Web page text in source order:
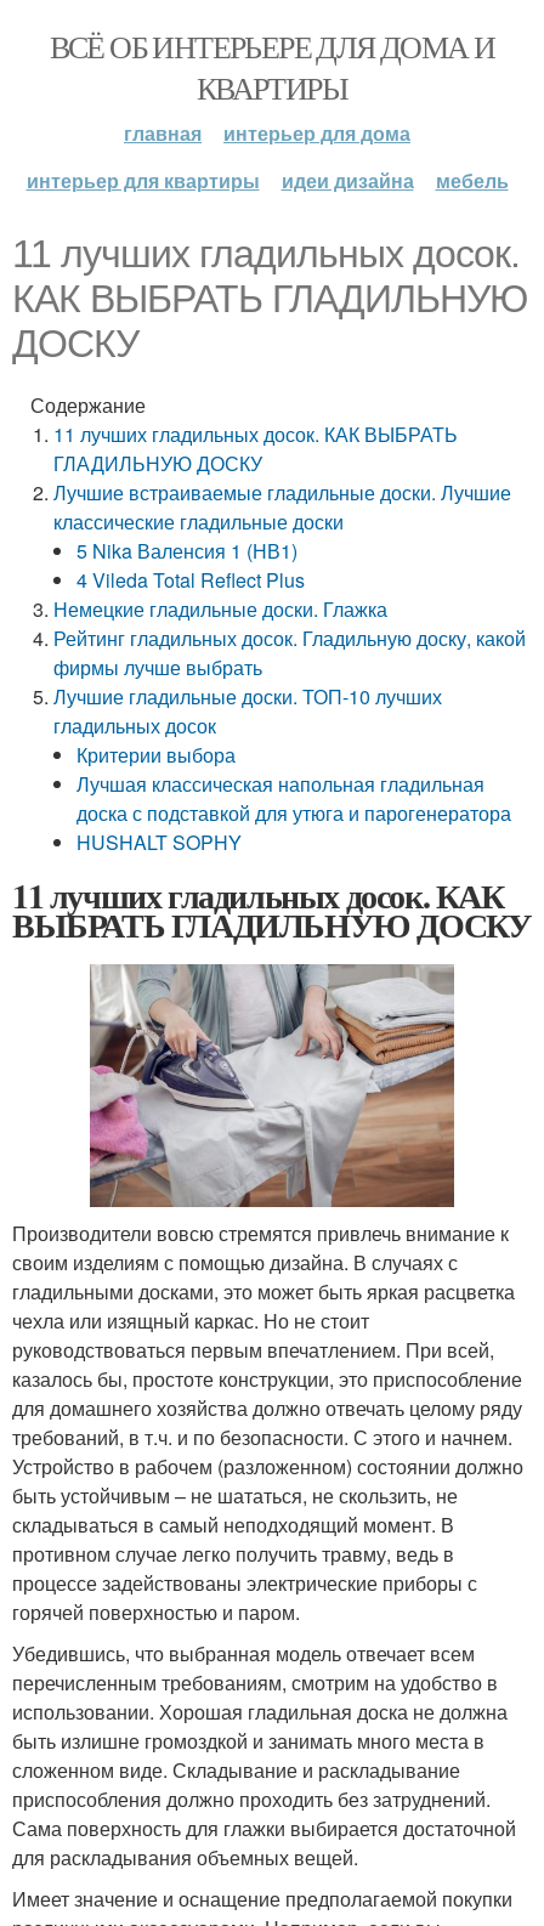
ВСЁ ОБ ИНТЕРЬЕРЕ ДЛЯ ДОМА И
КВАРТИРЫ
главная
интерьер для дома
интерьер для квартиры
идеи дизайна мебель
11 лучших гладильных досок.
КАК ВЫБРАТЬ ГЛАДИЛЬНУЮ
ДОСКУ
Содержание
11 лучших гладильных досок. КАК ВЫБРАТЬ
ГЛАДИЛЬНУЮ ДОСКУ
Лучшие встраиваемые гладильные доски. Лучшие
классические гладильные доски
5 Nika Валенсия 1 (НВ1)
4 Vileda Total Reflect Plus
Немецкие гладильные доски. Глажка
Рейтинг гладильных досок. Гладильную доску, какой
фирмы лучше выбрать
Лучшие гладильные доски. ТОП-10 лучших
гладильных досок
Критерии выбора
Лучшая классическая напольная гладильная
доска с подставкой для утюга и парогенератора
HUSHALT SOPHY
11 лучших гладильных досок. КАК
ВЫБРАТЬ ГЛАДИЛЬНУЮ ДОСКУ
Производители вовсю стремятся привлечь внимание к
своим изделиям с помощью дизайна. В случаях с
гладильными досками, это может быть яркая расцветка
чехла или изящный каркас. Но не стоит
руководствоваться первым впечатлением. При всей,
казалось бы, простоте конструкции, это приспособление
для домашнего хозяйства должно отвечать целому ряду
требований, в т.ч. и по безопасности. С этого и начнем.
Устройство в рабочем (разложенном) состоянии должно
быть устойчивым – не шататься, не скользить, не
складываться в самый неподходящий момент. В
противном случае легко получить травму, ведь в
процессе задействованы электрические приборы с
горячей поверхностью и паром.
Убедившись, что выбранная модель отвечает всем
перечисленным требованиям, смотрим на удобство в
использовании. Хорошая гладильная доска не должна
быть излишне громоздкой и занимать много места в
сложенном виде. Складывание и раскладывание
приспособления должно проходить без затруднений.
Сама поверхность для глажки выбирается достаточной
для раскладывания объемных вещей.
Имеет значение и оснащение предполагаемой покупки